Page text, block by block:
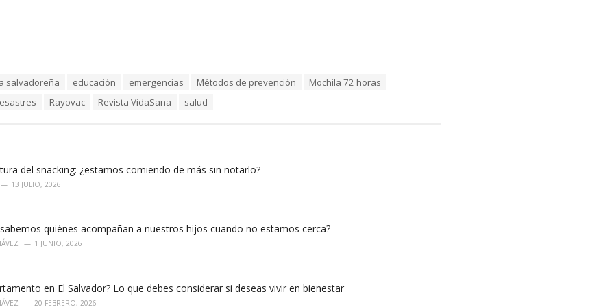
salvadoreña educación emergencias Métodos de prevención
Mochila 72 horas
Rayovac Revista VidaSana salud
del snacking: ¿estamos comiendo de más sin notarlo?
13 JULIO, 2026
quiénes acompañan a nuestros hijos cuando no estamos cerca?
1 JUNIO, 2026
en El Salvador? Lo que debes considerar si deseas vivir en bienestar
20 FEBRERO, 2026